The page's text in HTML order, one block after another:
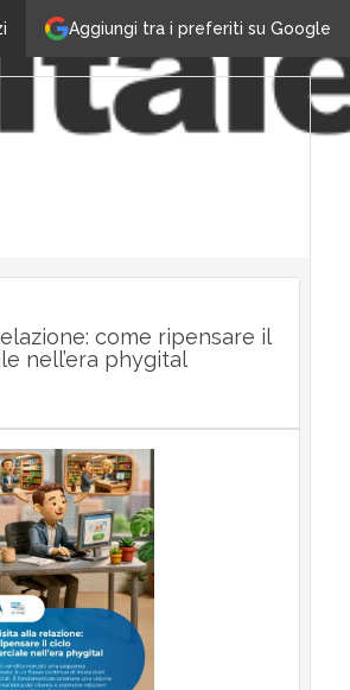
Aggiungi tra i preferiti su Google
come ripensare il
nell’era phygital